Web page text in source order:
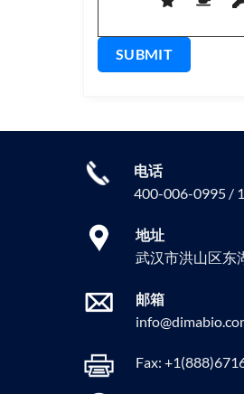
电话
400-006-0995 /
地址
武汉市洪山区东
邮箱
Fax: